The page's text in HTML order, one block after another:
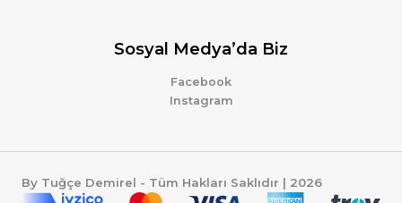
Sosyal Medya’da Biz
Facebook
Instagram
By Tuğçe Demirel - Tüm Hakları Saklıdır | 2026